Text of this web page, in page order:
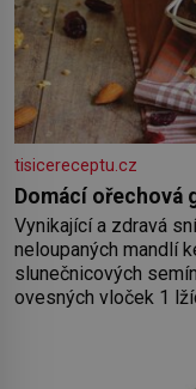
tisicereceptu.cz
Domácí ořechová
Vynikající a zdravá snídaně je tu!
neloupaných mandlí
slunečnicových
ovesných vloček 1